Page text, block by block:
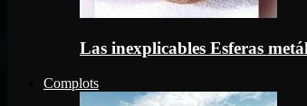
Las inexplicables Esferas
Complots